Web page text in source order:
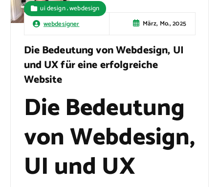
webdesigner März, Mo., 2025
ui design,webdesign
Die Bedeutung von Webdesign, UI
und UX für eine erfolgreiche
Website
Die Bedeutung
von Webdesign,
UI und UX